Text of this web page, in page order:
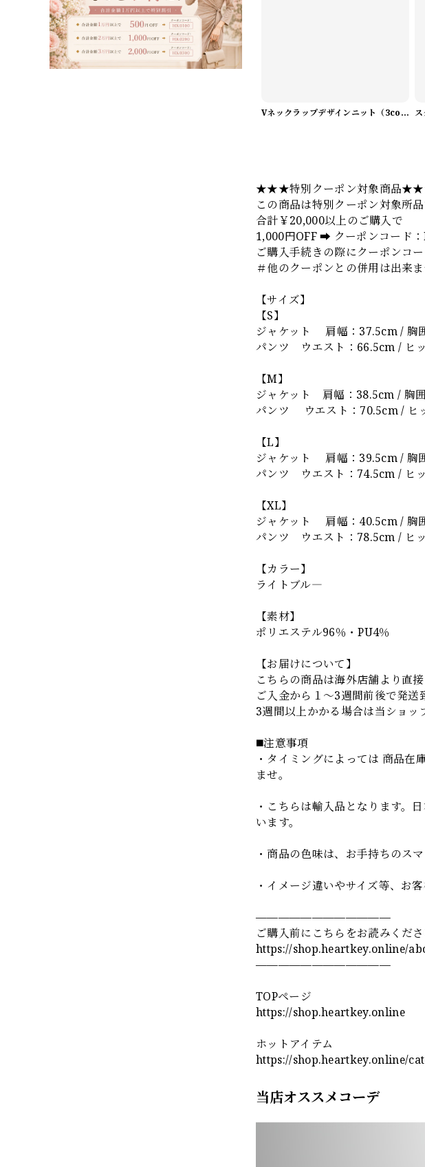
Vネックラップデザインニット（3color） A1008
★★★特別クーポン対象商品
この商品は特別クーポン対象所品
合計￥20,000以上のご購入で
1,000円OFF ➡️ クーポンコード
ご購入手続きの際にクーポンコ
＃他のクーポンとの併用は出来
【サイズ】
【S】
ジャケット 肩幅：37.5cm / 胸
パンツ ウエスト：66.5cm / ヒ
【M】
ジャケット 肩幅：38.5cm / 胸
パンツ ウエスト：70.5cm / ヒ
【L】
ジャケット 肩幅：39.5cm / 胸
パンツ ウエスト：74.5cm / ヒ
【XL】
ジャケット 肩幅：40.5cm / 胸
パンツ ウエスト：78.5cm / ヒ
【カラー】
ライトブル―
【素材】
ポリエステル96％・PU4％
【お届けについて】
こちらの商品は海外店舗より直接
ご入金から１～3週間前後で発送
3週間以上かかる場合は当ショッ
◼️注意事項
・タイミングによっては 商品在
ませ。
・こちらは輸入品となります。
います。
・商品の色味は、お手持ちのス
・イメージ違いやサイズ等、お
————————————
ご購入前にこちらをお読みくだ
https://shop.heartkey.online/
————————————
TOPページ
https://shop.heartkey.online
ホットアイテム
https://shop.heartkey.online/
当店オススメコーデ